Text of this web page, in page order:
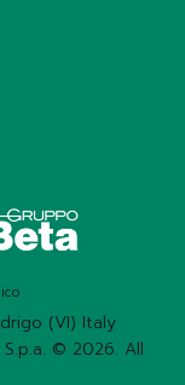
(VI) Italy
© 2026. All